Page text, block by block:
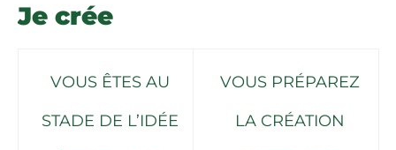
Je crée
VOUS ÊTES AU
STADE DE L’IDÉE
VOUS PRÉPAREZ
LA CRÉATION